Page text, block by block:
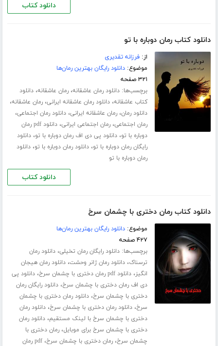
دانلود کتاب
دانلود کتاب رمان دوباره با تو
از:فرزانه تقدیری
موضوع:دانلود رایگان بهترین رمان‌ها
۳۲۱ صفحه
برچسب‌ها:دانلود رمان عاشقانه،رمان عاشقانه،دانلود
کتاب عاشقانه،دانلود رمان عاشقانه ایرانی،رمان عاشقانه،
دانلود رمان،رمان عاشقانه ایرانی،دانلود رمان اجتماعی،
رمان اجتماعی،رمان اجتماعی ایرانی،
دانلود pdf رمان
دوباره با تو،دانلود پی دی اف رمان دوباره با تو،دانلود
رایگان رمان دوباره با تو،دانلود رمان دوباره با تو،دانلود
رمان دوباره با تو
دانلود کتاب
دانلود کتاب رمان دختری با چشمان سرخ
موضوع:دانلود رایگان بهترین رمان‌ها
۴۲۷ صفحه
برچسب‌ها:دانلود رایگان رمان تخیلی،دانلود رمان
ترسناک،دانلود رمان ژانر وحشت،دانلود رمان هیجان
انگیز،دانلود pdf رمان دختری با چشمان سرخ ،دانلود پی
دی اف رمان دختری با چشمان سرخ،دانلود رایگان رمان
دختری با چشمان سرخ،دانلود رمان دختری با چشمان
سرخ،دانلود رمان دختری با چشمان سرخ،دانلود رمان
دختری با چشمان سرخ با لینک مستقیم،دانلود رمان
دختری با چشمان سرخ برای موبایل،رمان دختری با
چشمان سرخ،رمان دختری با چشمان سرخ،
pdf رمان